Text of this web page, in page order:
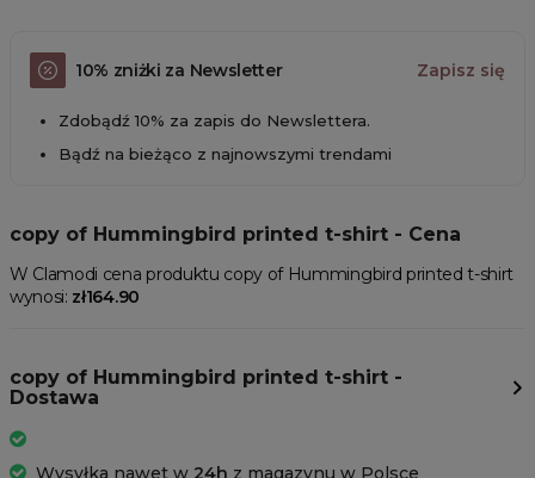
10% zniżki za Newsletter Zapisz się
Zdobądź 10% za zapis do Newslettera.
Bądź na bieżąco z najnowszymi trendami
copy of Hummingbird printed t-shirt - Cena
W Clamodi cena produktu copy of Hummingbird printed t-shirt
wynosi: zł164.90
copy of Hummingbird printed t-shirt -
Dostawa
Wysyłka nawet w 24h z magazynu w Polsce